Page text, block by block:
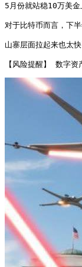
5月份就站稳10万美
对于比特币而言，下
山寨层面拉起来也太
【风险提醒】 数字